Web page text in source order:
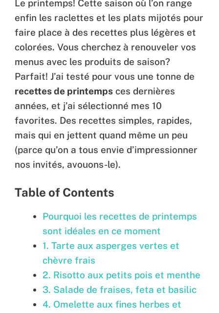
Le printemps! Cette saison où l’on range
enfin les raclettes et les plats mijotés pour
faire place à des recettes plus légères et
colorées. Vous cherchez à renouveler vos
menus avec les produits de saison?
Parfait! J’ai testé pour vous une tonne de
recettes de printemps ces dernières
années, et j’ai sélectionné mes 10
favorites. Des recettes simples, rapides,
mais qui en jettent quand même un peu
(parce qu’on a tous envie d’impressionner
nos invités, avouons-le).
Table of Contents
Pourquoi les recettes de printemps
sont idéales en ce moment
1. Tarte aux asperges vertes et
chèvre frais
2. Risotto aux petits pois et menthe
3. Salade de fraises, feta et basilic
4. Omelette aux fines herbes et